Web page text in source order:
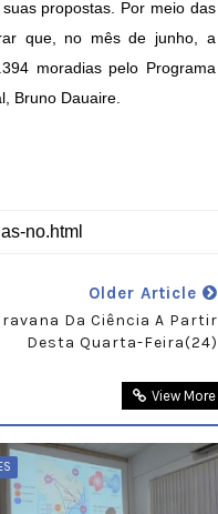
propostas. Por meio das
que, no mês de junho, a
moradias pelo Programa
Bruno Dauaire.
Older Article
Da Ciência A Partir
Desta Quarta-Feira(24)
View More